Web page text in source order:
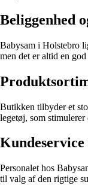
Beliggenhed
Babysam i Holstebro
men det er altid en
Butikken tilbyder et
legetøj, som
Personalet hos
til valg af den rigtige